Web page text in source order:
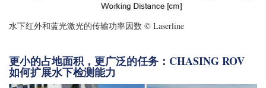
水下红外和蓝光激光的传输功率因数 © Laserline
更小的占地面积，更广泛的任务：CHASING ROV
如何扩展水下检测能力